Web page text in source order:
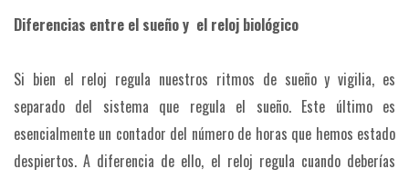
Diferencias entre el sueño y el reloj biológico
Si bien el reloj regula nuestros ritmos de sueño y vigilia, es
separado del sistema que regula el sueño. Este último es
esencialmente un contador del número de horas que hemos estado
despiertos. A diferencia de ello, el reloj regula cuando deberías